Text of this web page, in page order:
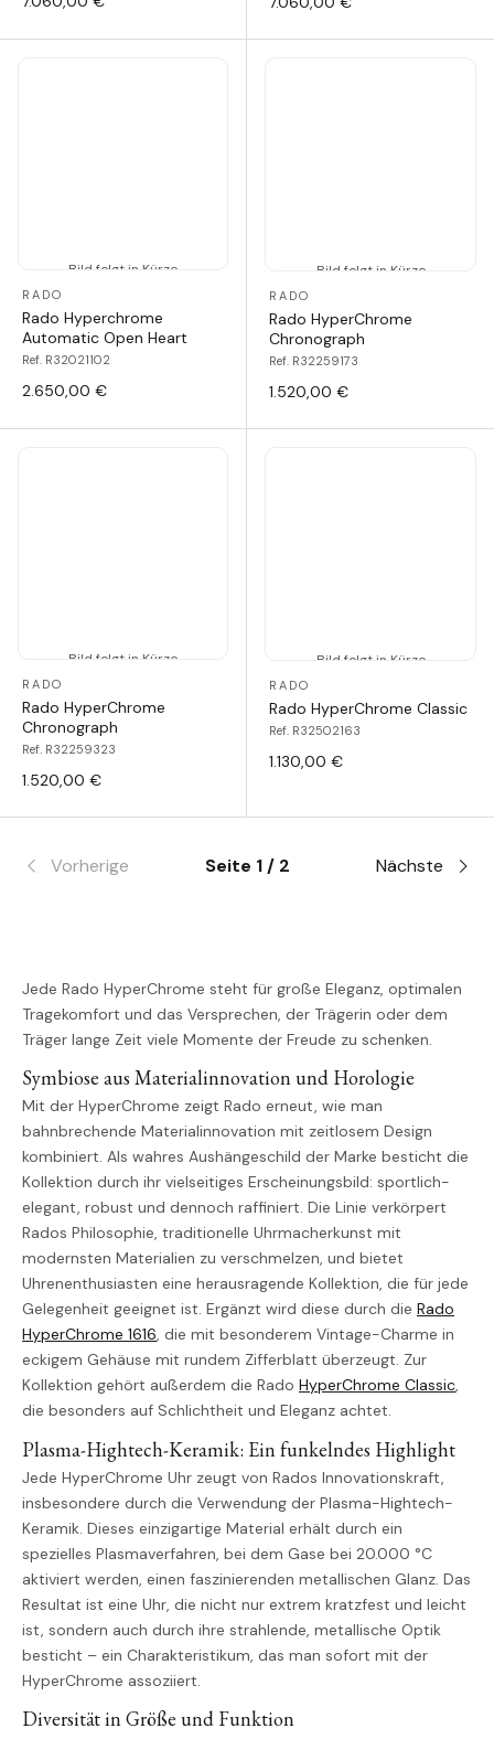
Bild folgt in Kürze
RADO
Rado Hyperchrome
Automatic Open Heart
Ref. R32021102
2.650,00 €
Bild folgt in Kürze
RADO
Rado HyperChrome
Chronograph
Ref. R32259173
1.520,00 €
Bild folgt in Kürze
RADO
Rado HyperChrome
Chronograph
Ref. R32259323
1.520,00 €
Bild folgt in Kürze
RADO
Rado HyperChrome Classic
Ref. R32502163
1.130,00 €
Vorherige Seite 1 / 2 Nächste
Jede Rado HyperChrome steht für große Eleganz, optimalen
Tragekomfort und das Versprechen, der Trägerin oder dem
Träger lange Zeit viele Momente der Freude zu schenken.
Symbiose aus Materialinnovation und Horologie
Mit der HyperChrome zeigt Rado erneut, wie man
bahnbrechende Materialinnovation mit zeitlosem Design
kombiniert. Als wahres Aushängeschild der Marke besticht die
Kollektion durch ihr vielseitiges Erscheinungsbild: sportlich-
elegant, robust und dennoch raffiniert. Die Linie verkörpert
Rados Philosophie, traditionelle Uhrmacherkunst mit
modernsten Materialien zu verschmelzen, und bietet
Uhrenenthusiasten eine herausragende Kollektion, die für jede
Gelegenheit geeignet ist. Ergänzt wird diese durch die Rado
HyperChrome 1616, die mit besonderem Vintage-Charme in
eckigem Gehäuse mit rundem Zifferblatt überzeugt. Zur
Kollektion gehört außerdem die Rado HyperChrome Classic,
die besonders auf Schlichtheit und Eleganz achtet.
Plasma-Hightech-Keramik: Ein funkelndes Highlight
Jede HyperChrome Uhr zeugt von Rados Innovationskraft,
insbesondere durch die Verwendung der Plasma-Hightech-
Keramik. Dieses einzigartige Material erhält durch ein
spezielles Plasmaverfahren, bei dem Gase bei 20.000 °C
aktiviert werden, einen faszinierenden metallischen Glanz. Das
Resultat ist eine Uhr, die nicht nur extrem kratzfest und leicht
ist, sondern auch durch ihre strahlende, metallische Optik
besticht – ein Charakteristikum, das man sofort mit der
HyperChrome assoziiert.
Diversität in Größe und Funktion